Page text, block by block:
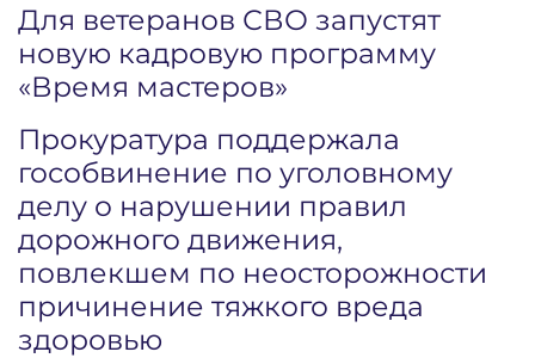
Для ветеранов СВО запустят
новую кадровую программу
«Время мастеров»
Прокуратура поддержала
гособвинение по уголовному
делу о нарушении правил
дорожного движения,
повлекшем по неосторожности
причинение тяжкого вреда
здоровью